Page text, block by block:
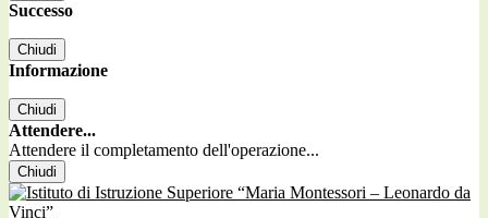
Successo
Chiudi
Informazione
Chiudi
Attendere...
Attendere il completamento dell'operazione...
Chiudi